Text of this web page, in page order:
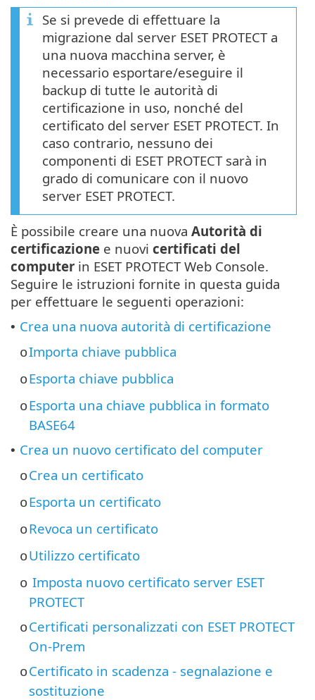
Se si prevede di effettuare la
migrazione dal server ESET PROTECT a
una nuova macchina server, è
necessario esportare/eseguire il
backup di tutte le autorità di
certificazione in uso, nonché del
certificato del server ESET PROTECT. In
caso contrario, nessuno dei
componenti di ESET PROTECT sarà in
grado di comunicare con il nuovo
server ESET PROTECT.
È possibile creare una nuova Autorità di
certificazione e nuovi certificati del
computer in ESET PROTECT Web Console.
Seguire le istruzioni fornite in questa guida
per effettuare le seguenti operazioni:
• Crea una nuova autorità di certificazione
oImporta chiave pubblica
oEsporta chiave pubblica
oEsporta una chiave pubblica in formato
BASE64
• Crea un nuovo certificato del computer
oCrea un certificato
oEsporta un certificato
oRevoca un certificato
oUtilizzo certificato
o Imposta nuovo certificato server ESET
PROTECT
oCertificati personalizzati con ESET PROTECT
On-Prem
oCertificato in scadenza - segnalazione e
sostituzione